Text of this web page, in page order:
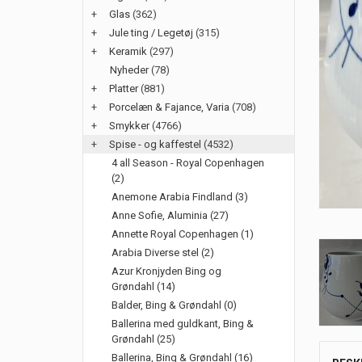
+
Glas (362)
+
Jule ting / Legetøj (315)
+
Keramik (297)
Nyheder(78)
+
Platter(881)
+
Porcelæn & Fajance, Varia (708)
+
Smykker(4766)
+
Spise - og kaffestel (4532)
4 all Season - Royal Copenhagen
(2)
Anemone Arabia Findland (3)
Anne Sofie, Aluminia (27)
Annette Royal Copenhagen (1)
Arabia Diverse stel (2)
Azur Kronjyden Bing og
Grøndahl (14)
Balder, Bing & Grøndahl (0)
Ballerina med guldkant, Bing &
Grøndahl (25)
Ballerina, Bing & Grøndahl (16)